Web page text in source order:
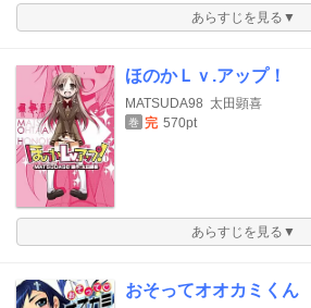
あらすじを見る▼
ほのかＬｖ.アップ！
MATSUDA98 太田顕喜
巻 完 570pt
あらすじを見る▼
おそってオオカミくん